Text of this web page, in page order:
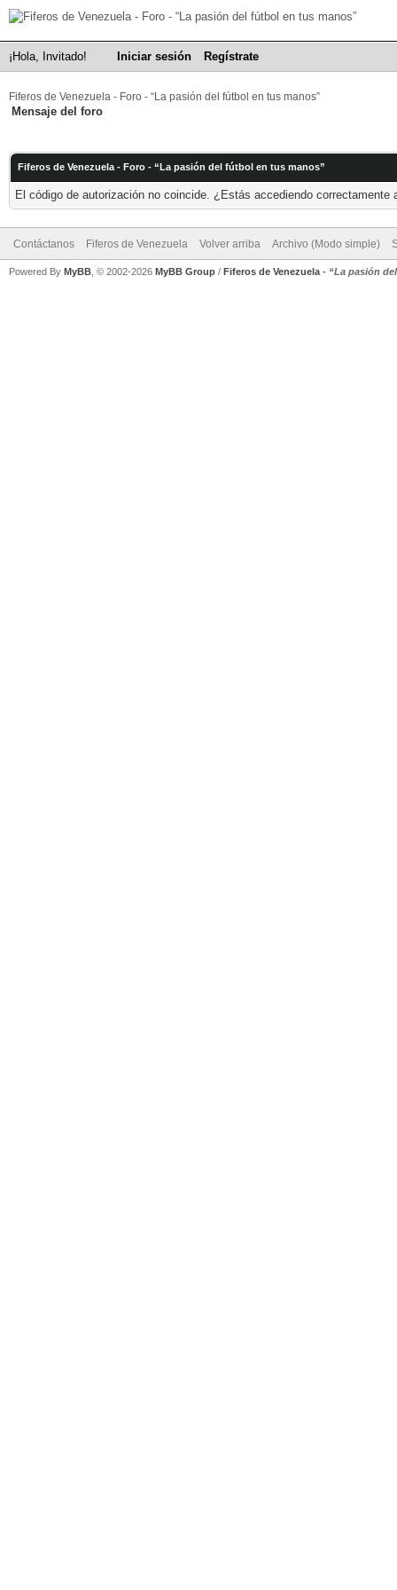
¡Hola, Invitado! Iniciar sesión Regístrate
Fiferos de Venezuela - Foro - “La pasión del fútbol en tus manos”
Mensaje del foro
Fiferos de Venezuela - Foro - “La pasión del fútbol en tus manos”
El código de autorización no coincide. ¿Estás accediendo
Contáctanos Fiferos de Venezuela Volver arriba Archivo (Modo simple)
Powered By MyBB , © 2002-2026 MyBB Group / Fiferos de Venezuela - “La pasión